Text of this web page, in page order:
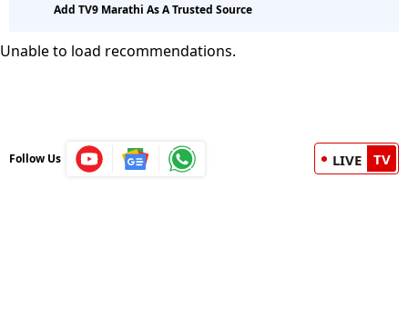
Add TV9 Marathi As A Trusted Source
Unable to load recommendations.
Follow Us LIVE TV